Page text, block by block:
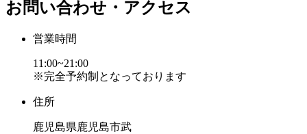
お問い合わせ・アクセス
営業時間
11:00~21:00
※完全予約制となっております
住所
鹿児島県鹿児島市武